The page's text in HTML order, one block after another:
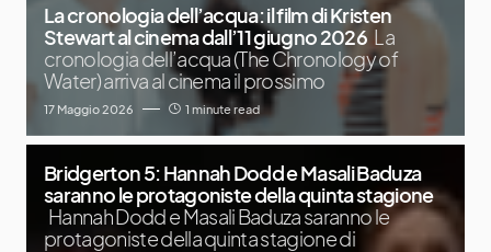
La cronologia dell’acqua: il film di Kristen
Stewart al cinema dall’11 giugno 2026 La
cronologia dell’acqua (The Chronology of
Water) arriva al cinema il prossimo
17 Maggio 2026 1 minute read
Bridgerton 5: Hannah Dodd e Masali Baduza
saranno le protagoniste della quinta stagione
Hannah Dodd e Masali Baduza saranno le
protagoniste della quinta stagione di